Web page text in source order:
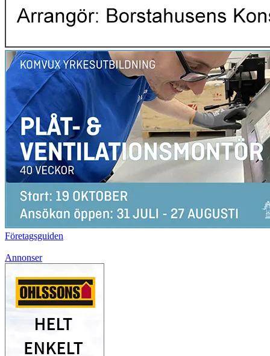
Företagsguiden
Annonser